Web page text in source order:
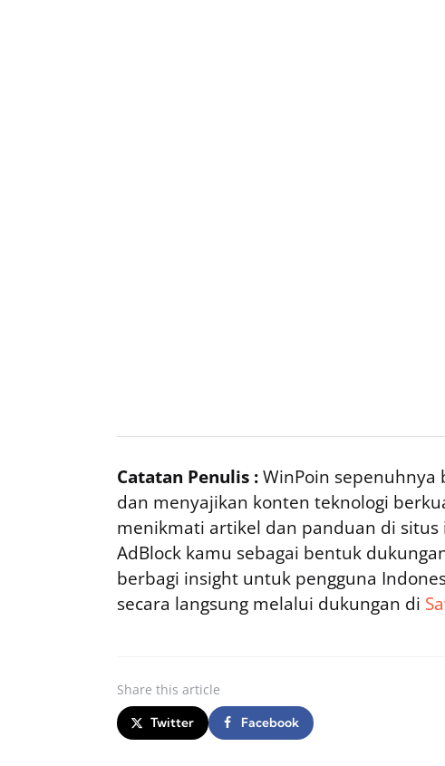
Catatan Penulis :WinPoin
dan menyajikan konten teknologi
menikmati artikel dan panduan di
AdBlock kamu sebagai bentuk
berbagi insight untuk pengguna
secara langsung melalui dukungan di
Share this article
Twitter Facebook